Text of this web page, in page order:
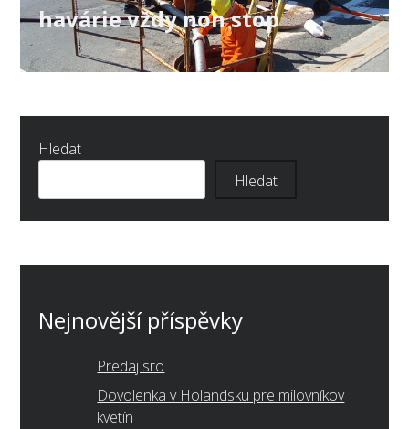
havárie vždy non stop
Hledat
Hledat
Nejnovější příspěvky
Predaj sro
Dovolenka v Holandsku pre milovníkov
kvetín